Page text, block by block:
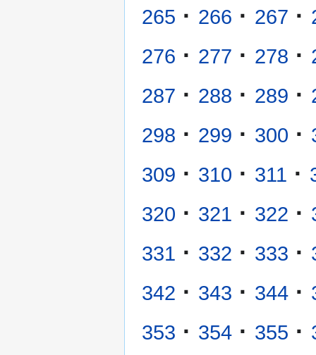
265 · 266 · 267 ·
276 · 277 · 278 ·
287 · 288 · 289 ·
298 · 299 · 300 ·
309 · 310 · 311 ·
320 · 321 · 322 ·
331 · 332 · 333 ·
342 · 343 · 344 ·
353 · 354 · 355 ·